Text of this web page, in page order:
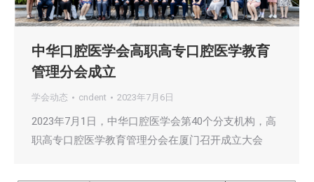
中华口腔医学会高职高专口腔医学教育
管理分会成立
学会动态 cndent 2023年7月6日
2023年7月1日，中华口腔医学会第40个分支机构，高
职高专口腔医学教育管理分会在厦门召开成立大会